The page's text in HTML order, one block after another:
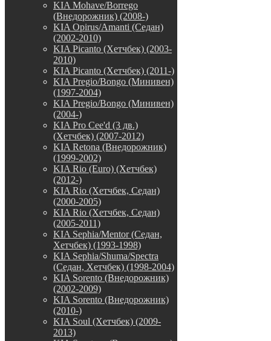
KIA Mohave/Borrego
(Внедорожник) (2008-)
KIA Opirus/Amanti (Седан)
(2002-2010)
KIA Picanto (Хетчбек) (2003-
2010)
KIA Picanto (Хетчбек) (2011-)
KIA Pregio/Bongo (Минивен)
(1997-2004)
KIA Pregio/Bongo (Минивен)
(2004-)
KIA Pro Cee'd (3 дв.)
(Хетчбек) (2007-2012)
KIA Retona (Внедорожник)
(1999-2002)
KIA Rio (Euro) (Хетчбек)
(2012-)
KIA Rio (Хетчбек, Седан)
(2000-2005)
KIA Rio (Хетчбек, Седан)
(2005-2011)
KIA Sephia/Mentor (Седан,
Хетчбек) (1993-1998)
KIA Sephia/Shuma/Spectra
(Седан, Хетчбек) (1998-2004)
KIA Sorento (Внедорожник)
(2002-2009)
KIA Sorento (Внедорожник)
(2010-)
KIA Soul (Хетчбек) (2009-
2013)